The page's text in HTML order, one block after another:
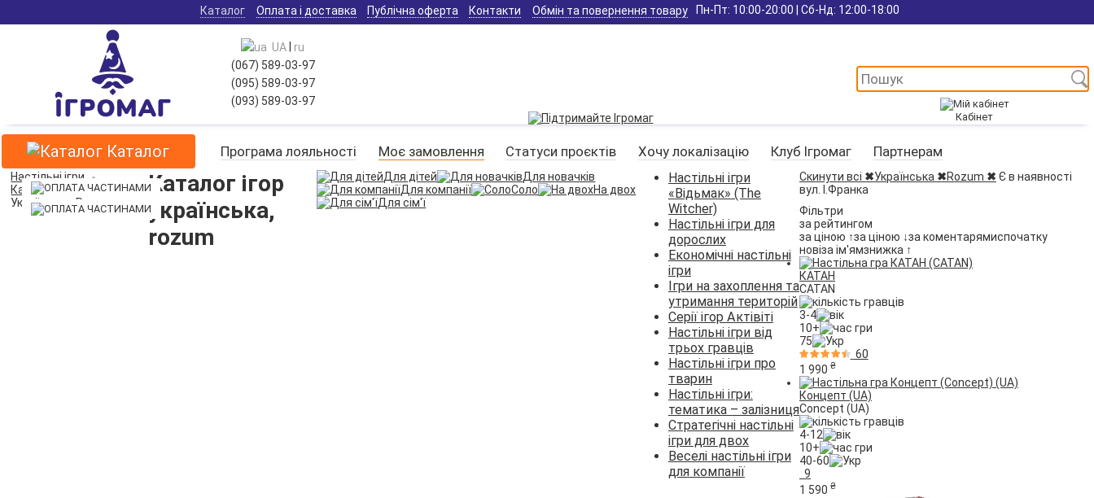
Каталог Оплата і доставка Публічна оферта Контакти Обмін та повернення товару Пн-Пт: 10:00-20:00 | Сб-Нд: 12:00-18:00
UA
ru
(067) 589-03-97
(095) 589-03-97
(093) 589-03-97
Кабінет
Каталог Програма лояльності Моє замовлення Статуси проєктів Хочу локалізацію Клуб Ігромаг Партнерам
Настільні ігри
Каталог ігор
Українська, Rozum
Каталог ігор
українська,
rozum
Для дітей
Для новачків
Для компанії
Соло
На двох
Для сім'ї
Настільні ігри
«Відьмак» (The
Witcher)
Настільні ігри для
дорослих
Економічні настільні
ігри
Ігри на захоплення та
утримання територій
Серії ігор Актівіті
Настільні ігри від
трьох гравців
Настільні ігри про
тварин
Настільні ігри:
тематика – залізниця
Стратегічні настільні
ігри для двох
Веселі настільні ігри
для компанії
Скинути всі ✖Українська ✖Rozum ✖ Є в наявності
вул. І.Франка
Фільтри
за рейтингом
за ціною ↑за ціною ↓за коментарямиспочатку
новіза ім'ямзнижка ↑
КАТАН
CATAN
3-4
10+
75
60
1 990₴
Концепт (UA)
Concept (UA)
4-12
10+
40-60
9
1 590₴
НОВИНКА
ДОПОВНЕННЯ
ДОПОВНЕННЯ